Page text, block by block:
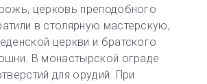
церковь преподобного
в столярную мастерскую,
церкви и братского
В монастырской ограде
для орудий. При